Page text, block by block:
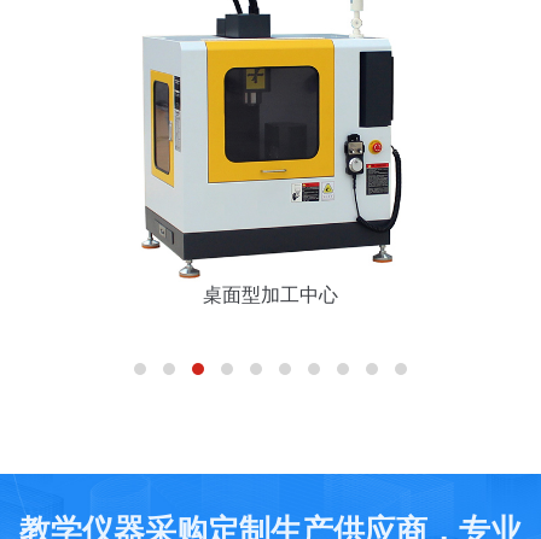
桌面型加工中心
教学仪器采购定制生产供应商，专业